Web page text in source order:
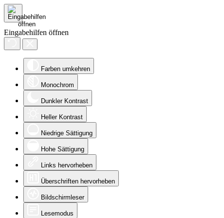
Eingabehilfen öffnen
Farben umkehren
Monochrom
Dunkler Kontrast
Heller Kontrast
Niedrige Sättigung
Hohe Sättigung
Links hervorheben
Überschriften hervorheben
Bildschirmleser
Lesemodus